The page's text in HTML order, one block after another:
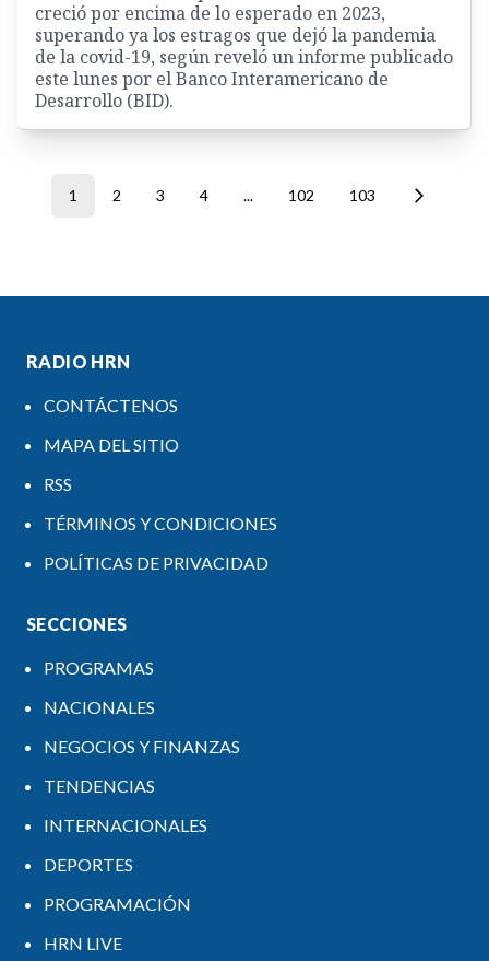
creció por encima de lo esperado en 2023,
superando ya los estragos que dejó la pandemia
de la covid-19, según reveló un informe publicado
este lunes por el Banco Interamericano de
Desarrollo (BID).
1 2 3 4 ... 102 103
RADIO HRN
CONTÁCTENOS
MAPA DEL SITIO
RSS
TÉRMINOS Y CONDICIONES
POLÍTICAS DE PRIVACIDAD
SECCIONES
PROGRAMAS
NACIONALES
NEGOCIOS Y FINANZAS
TENDENCIAS
INTERNACIONALES
DEPORTES
PROGRAMACIÓN
HRN LIVE